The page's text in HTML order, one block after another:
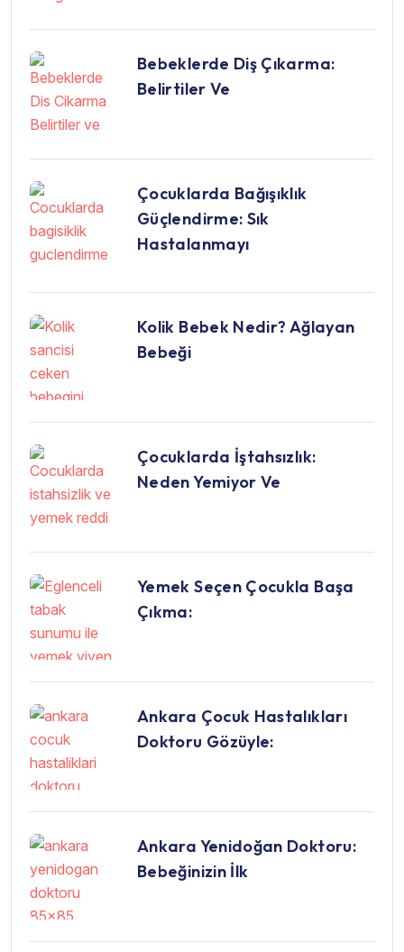
Bebeklerde Diş Çıkarma:
Belirtiler Ve
Çocuklarda Bağışıklık
Güçlendirme: Sık
Hastalanmayı
Kolik Bebek Nedir? Ağlayan
Bebeği
Çocuklarda İştahsızlık:
Neden Yemiyor Ve
Yemek Seçen Çocukla Başa
Çıkma:
Ankara Çocuk Hastalıkları
Doktoru Gözüyle:
Ankara Yenidoğan Doktoru:
Bebeğinizin İlk